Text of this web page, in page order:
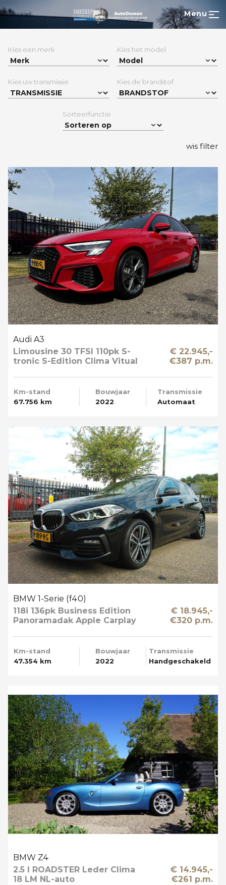
Menu
Kies een merk Kies het model
Kies uw transmissie Kies de brandstof
Sorteerfunctie
wis filter
Audi A3
Limousine 30 TFSI 110pk S-
tronic S-Edition Clima Vitual
€ 22.945,-
€387 p.m.
Km-stand
67.756 km
Bouwjaar
2022
Transmissie
Automaat
BMW 1-Serie (f40)
118i 136pk Business Edition
Panoramadak Apple Carplay
€ 18.945,-
€320 p.m.
Km-stand
47.354 km
Bouwjaar
2022
Transmissie
Handgeschakeld
BMW Z4
2.5 I ROADSTER Leder Clima
18 LM NL-auto
€ 14.945,-
€261 p.m.